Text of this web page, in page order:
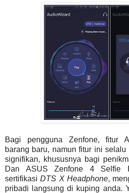
Bagi pengguna Zenfone, fitur
barang baru, namun fitur ini selalu
signifikan, khususnya bagi
Dan ASUS Zenfone 4 Selfie
sertifikasiDTS X Headphone,
pribadi langsung di kuping anda.